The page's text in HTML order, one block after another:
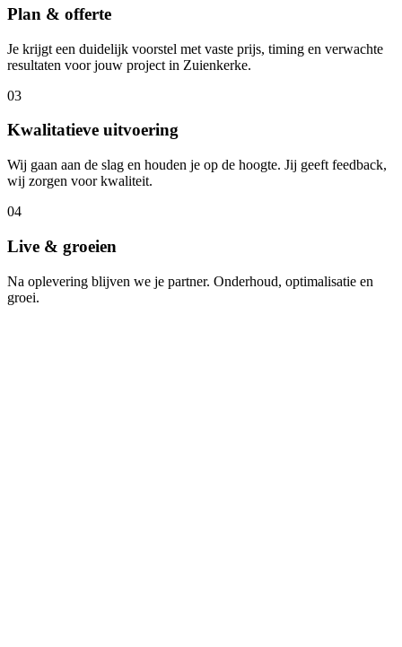
Plan & offerte
Je krijgt een duidelijk voorstel met vaste prijs, timing en verwachte
resultaten voor jouw project in Zuienkerke.
03
Kwalitatieve uitvoering
Wij gaan aan de slag en houden je op de hoogte. Jij geeft feedback,
wij zorgen voor kwaliteit.
04
Live & groeien
Na oplevering blijven we je partner. Onderhoud, optimalisatie en
groei.